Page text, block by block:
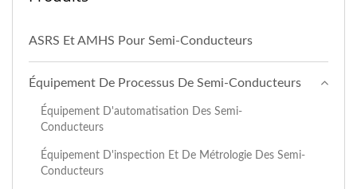
ASRS Et AMHS Pour Semi-Conducteurs
Équipement De Processus De Semi-Conducteurs
Équipement D'automatisation Des Semi-
Conducteurs
Équipement D'inspection Et De Métrologie Des Semi-
Conducteurs